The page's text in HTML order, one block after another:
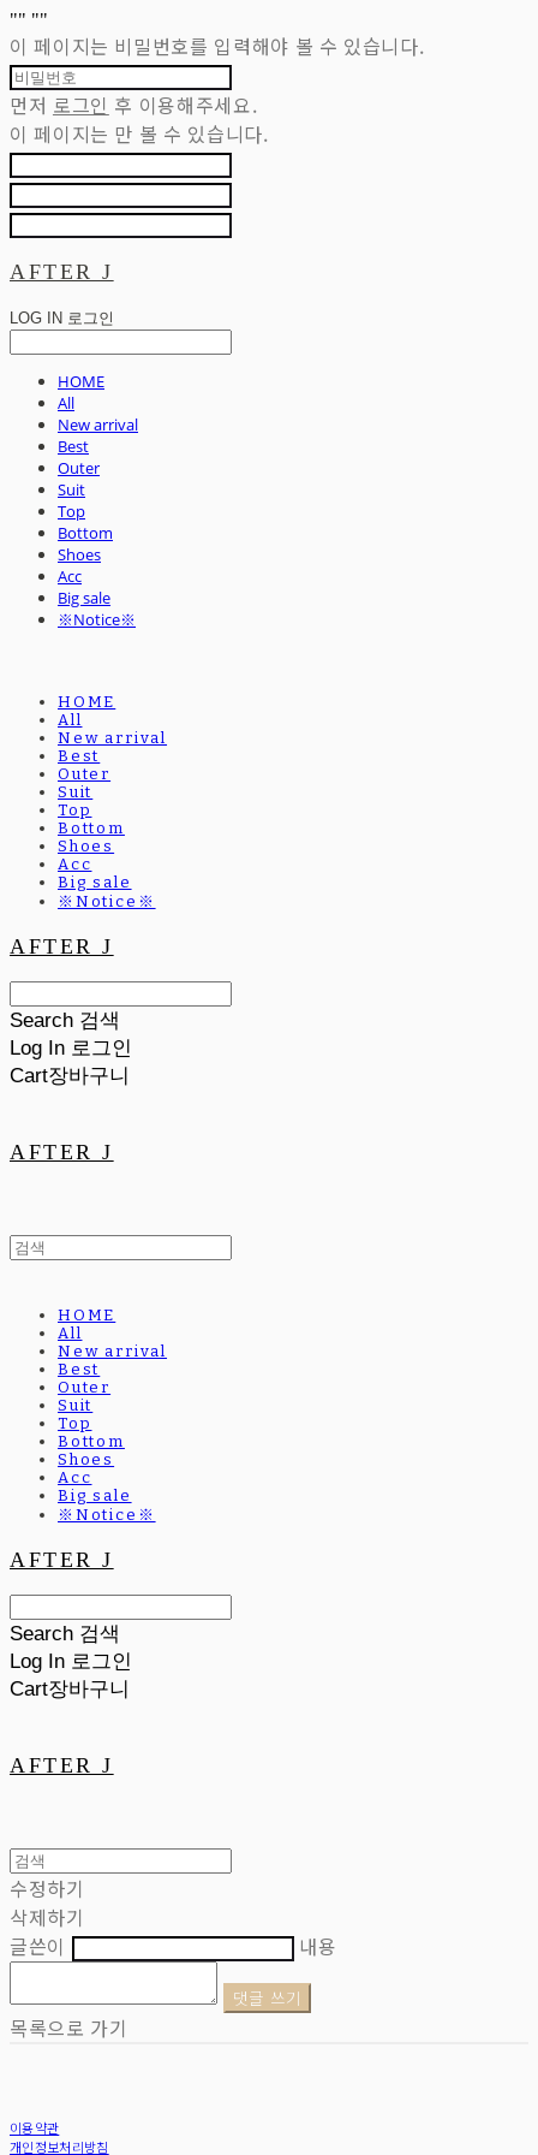
"" ""
이 페이지는 비밀번호를 입력해야 볼 수 있습니다.
먼저 로그인 후 이용해주세요.
이 페이지는 만 볼 수 있습니다.
AFTER J
LOG IN 로그인
HOME
All
New arrival
Best
Outer
Suit
Top
Bottom
Shoes
Acc
Big sale
※Notice※
HOME
All
New arrival
Best
Outer
Suit
Top
Bottom
Shoes
Acc
Big sale
※Notice※
AFTER J
Search 검색
Log In 로그인
Cart장바구니
AFTER J
HOME
All
New arrival
Best
Outer
Suit
Top
Bottom
Shoes
Acc
Big sale
※Notice※
AFTER J
Search 검색
Log In 로그인
Cart장바구니
AFTER J
수정하기
삭제하기
글쓴이
내용
댓글 쓰기
목록으로 가기
이용약관
개인정보처리방침